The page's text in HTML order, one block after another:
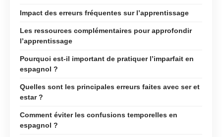
Impact des erreurs fréquentes sur l’apprentissage
Les ressources complémentaires pour approfondir
l’apprentissage
Pourquoi est-il important de pratiquer l’imparfait en
espagnol ?
Quelles sont les principales erreurs faites avec ser et
estar ?
Comment éviter les confusions temporelles en
espagnol ?